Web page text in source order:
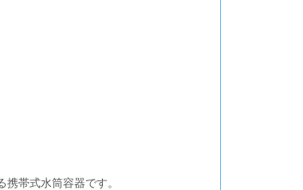
帯式水筒容器です。